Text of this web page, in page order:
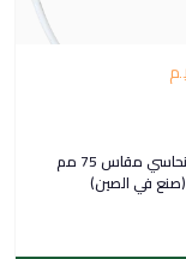
قفل نحاسي مقاس 75 مم
(صنع في الصين)